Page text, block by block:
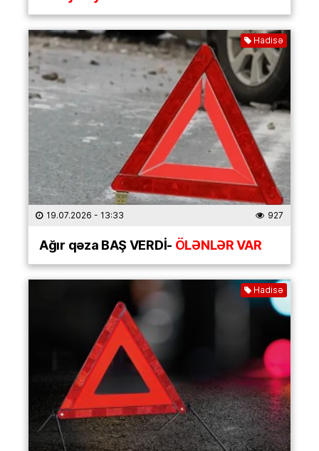
Hadisə
19.07.2026 - 13:33 927
Ağır qəza BAŞ VERDİ- ÖLƏNLƏR VAR
Hadisə